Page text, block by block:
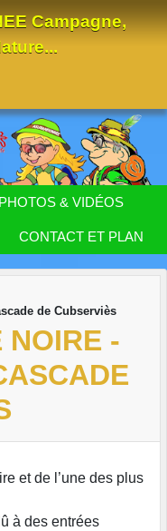
Campagne,
PHOTOS & VIDÉOS
CONTACT ET PLAN
de Cubserviès
NOIRE -
et de l’une des plus
à des entrées